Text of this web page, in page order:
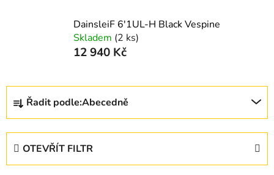
DainsleiF 6'1UL-H Black Vespine
Skladem (2 ks)
12 940 Kč
Ř
z
Řadit podle:Abecedně
OTEVŘÍT FILTR